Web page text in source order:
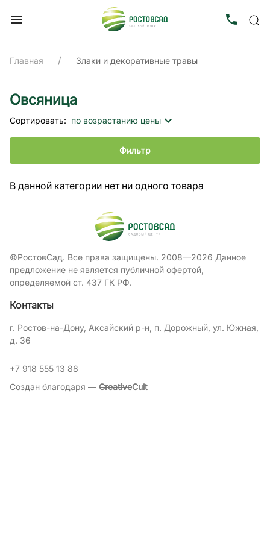
Главная Злаки и декоративные травы
Овсяница
Сортировать: по возрастанию цены
Фильтр
В данной категории нет ни одного товара
©РостовСад. Все права защищены. 2008—2026 Данное
предложение не является публичной офертой,
определяемой ст. 437 ГК РФ.
Контакты
г. Ростов-на-Дону, Аксайский р-н, п. Дорожный, ул. Южная,
д. 36
+7 918 555 13 88
Создан благодаря — CreativeCult